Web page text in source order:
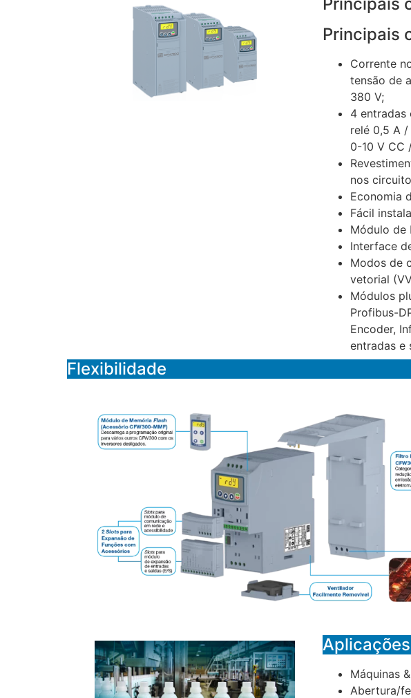
Principais
Principais
Corrente
tensão de
380 V;
4 entradas
relé 0,5 A
0-10 V CC
nos
Economia
Fácil
Módulo de
Interface
Modos de
vetorial
Módulos
Profibus-
Encoder,
entradas e
Flexibilidade
Aplicações
Máquinas
Abertura/